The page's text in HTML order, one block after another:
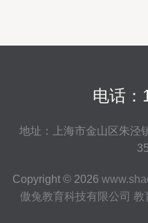
电话：
地址：上海市金山区朱泾
Copyright © 2026
傲兔教育科技有限公司 教